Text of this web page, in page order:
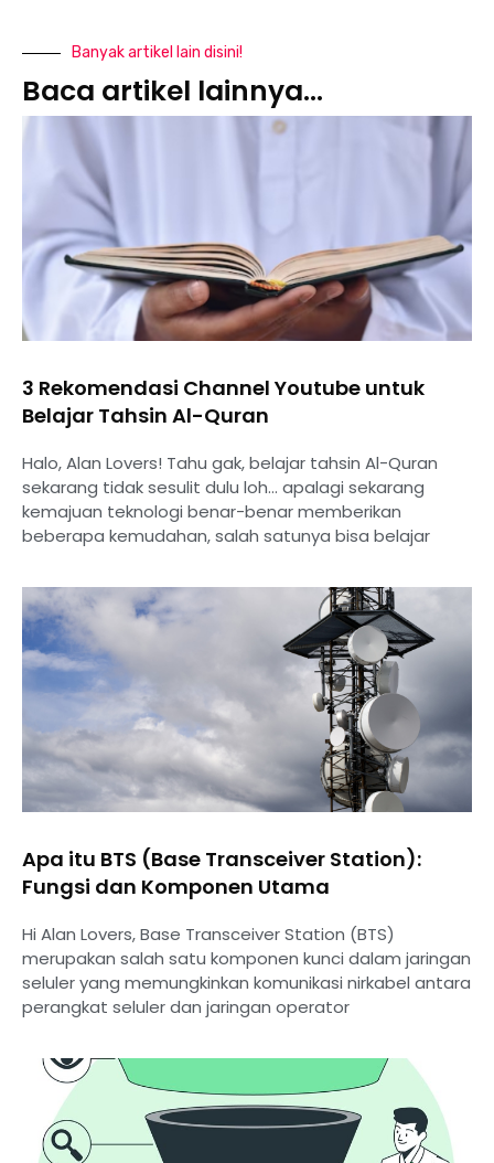
Banyak artikel lain disini!
Baca artikel lainnya...
3 Rekomendasi Channel Youtube untuk
Belajar Tahsin Al-Quran
Halo, Alan Lovers! Tahu gak, belajar tahsin Al-Quran
sekarang tidak sesulit dulu loh… apalagi sekarang
kemajuan teknologi benar-benar memberikan
beberapa kemudahan, salah satunya bisa belajar
Apa itu BTS (Base Transceiver Station):
Fungsi dan Komponen Utama
Hi Alan Lovers, Base Transceiver Station (BTS)
merupakan salah satu komponen kunci dalam jaringan
seluler yang memungkinkan komunikasi nirkabel antara
perangkat seluler dan jaringan operator